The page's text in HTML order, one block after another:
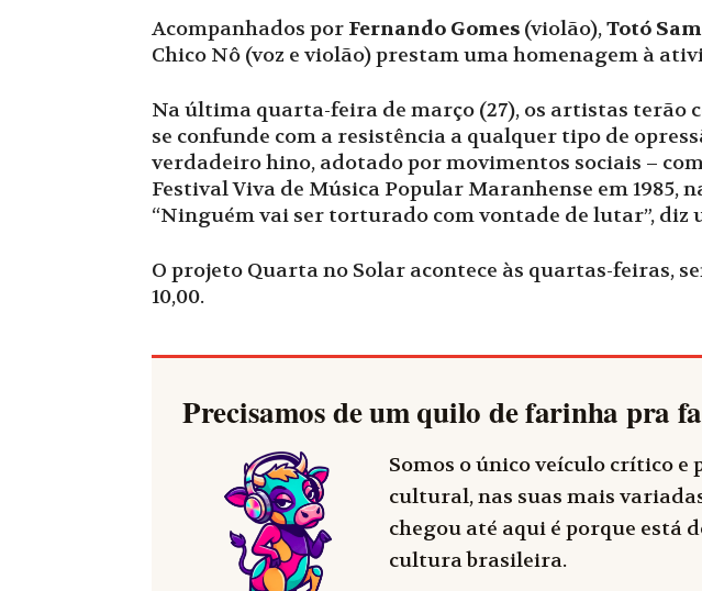
Acompanhados por Fernando Gomes (violão),Totó
Chico Nô (voz e violão) prestam uma homenagem à
Na última quarta-feira de março (27), os artistas terão
se confunde com a resistência a qualquer tipo de
verdadeiro hino, adotado por movimentos sociais –
Festival Viva de Música Popular Maranhense em 1985,
“Ninguém vai ser torturado com vontade de lutar”, diz
O projeto Quarta no Solar acontece às quartas-feiras,
10,00.
Precisamos de um quilo de farinha pra
Somos o único veículo crítico
cultural, nas suas mais
chegou até aqui é porque está
cultura brasileira.